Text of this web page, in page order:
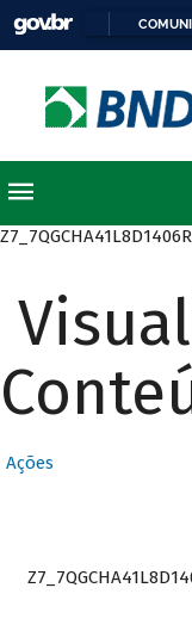
Ações